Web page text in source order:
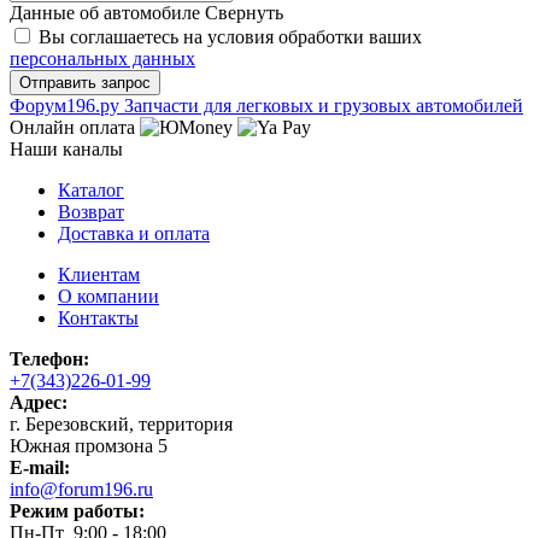
Данные об автомобиле Свернуть
Вы соглашаетесь на условия обработки ваших
персональных данных
Фoрум196.ру Запчасти для легковых и грузовых автомобилей
Онлайн оплата
Наши каналы
Каталог
Возврат
Доставка и оплата
Клиентам
О компании
Контакты
Телефон:
+7(343)226-01-99
Адрес:
г. Березовский, территория
Южная промзона 5
E-mail:
info@forum196.ru
Режим работы:
Пн-Пт 9:00 - 18:00